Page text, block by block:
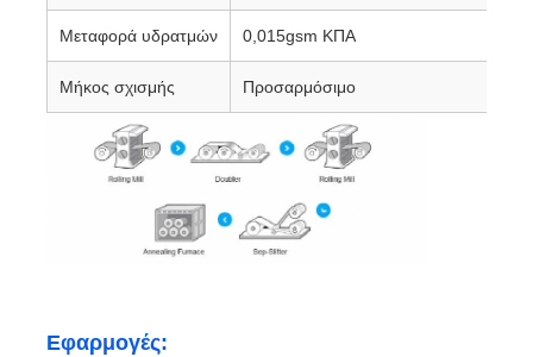
Μεταφορά υδρατμών 0,015gsm ΚΠΑ
Μήκος σχισμής Προσαρμόσιμο
Εφαρμογές: